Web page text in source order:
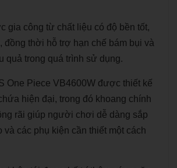
gia công từ chất liệu có độ bền tốt,
đồng thời hỗ trợ hạn chế bám bụi và
quả trong quá trình sử dụng.
One Piece VB4600W được thiết kế
hiện đại, trong đó khoang chính
rãi giúp người chơi dễ dàng sắp
và các phụ kiện cần thiết một cách